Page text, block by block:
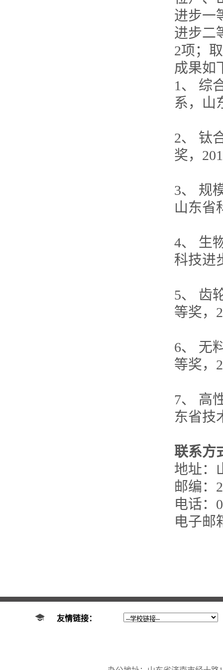
进步一
进步二
2项；
成果如
1、 综
系，山
2、 钛
奖，
3、 规
山东省
4、 生
科技进
5、 齿
等奖，
6、 无
等奖，
7、 高
东省技
联系方
地址：
邮编：
电话：
电子邮
友情链接：